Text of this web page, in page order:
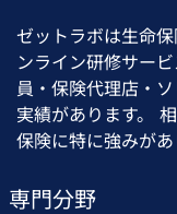
ゼットラボは生命
ンライン研修サー
員・保険代理店・
実績があります。
保険に特に強みがあ
専門分野